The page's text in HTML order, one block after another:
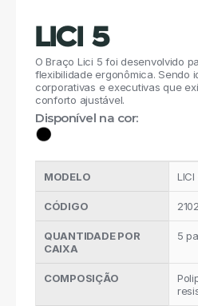
LICI 5
O Braço Lici 5 foi desenvolvido
flexibilidade ergonômica. Sendo
corporativas e executivas que
conforto ajustável.
Disponível na cor:
MODELO LICI
CÓDIGO
QUANTIDADE POR
CAIXA
5
COMPOSIÇÃO